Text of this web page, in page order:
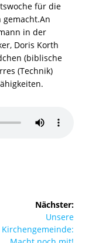
für die
in der
Doris Korth
(biblische
(Technik)
Nächster:
Nächster
Beitrag:
Unsere
Kirchengemeinde: